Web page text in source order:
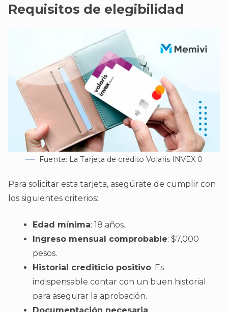
Requisitos de elegibilidad
Fuente: La Tarjeta de crédito Volaris INVEX 0
Para solicitar esta tarjeta, asegúrate de cumplir con
los siguientes criterios:
Edad mínima: 18 años.
Ingreso mensual comprobable: $7,000
pesos.
Historial crediticio positivo: Es
indispensable contar con un buen historial
para asegurar la aprobación.